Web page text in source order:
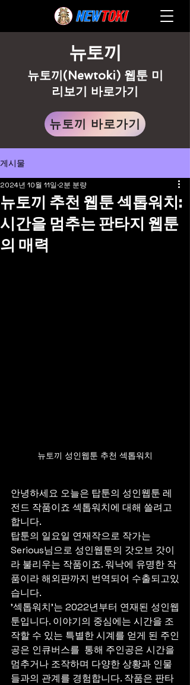
뉴토끼
뉴토끼(Newtoki) 웹툰 미
리보기 바로가기
뉴토끼 바로가기
게시물
뉴토끼 추천 웹툰 섹톱워치:
시간을 멈추는 판타지 웹툰
의 매력
2024년 10월 11일 2분 분량
뉴토끼 성인웹툰 추천 섹톱워치
안녕하세요 오늘은 탑툰의 성인웹툰 레
전드 작품이죠 섹톱워치에 대해 쓸려고
합니다.
탑툰의 일요일 연재작으로 작가는
Serious님으로 성인웹툰의 갓오브 갓이
라 불리우는 작품이죠. 워낙에 유명한 작
품이라 해외판까지 번역되어 수출되고있
습니다.
'섹톱워치'는 2022년부터 연재된 성인웹
툰입니다. 이야기의 중심에는 시간을 조
작할 수 있는 특별한 시계를 얻게 된 주인
공은 인큐버스를  통해 주인공은 시간을
멈추거나 조작하며 다양한 상황과 인물
들과의 관계를 경험합니다. 작품은 판타